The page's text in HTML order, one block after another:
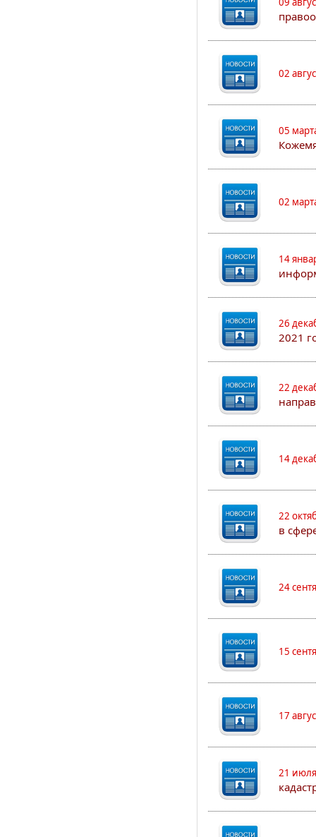
02
05
02
14
26
2021
22
14
22
в
24
15
17
21